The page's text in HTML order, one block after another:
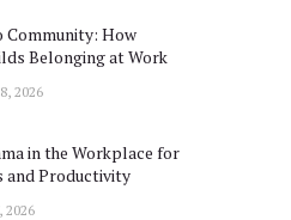
Community: How
Belonging at Work
2026
in the Workplace for
and Productivity
2026